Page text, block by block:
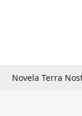
Novela Terra